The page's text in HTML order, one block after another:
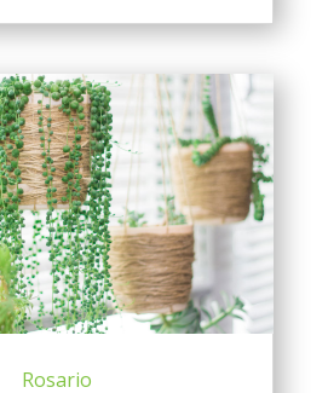
Rosario